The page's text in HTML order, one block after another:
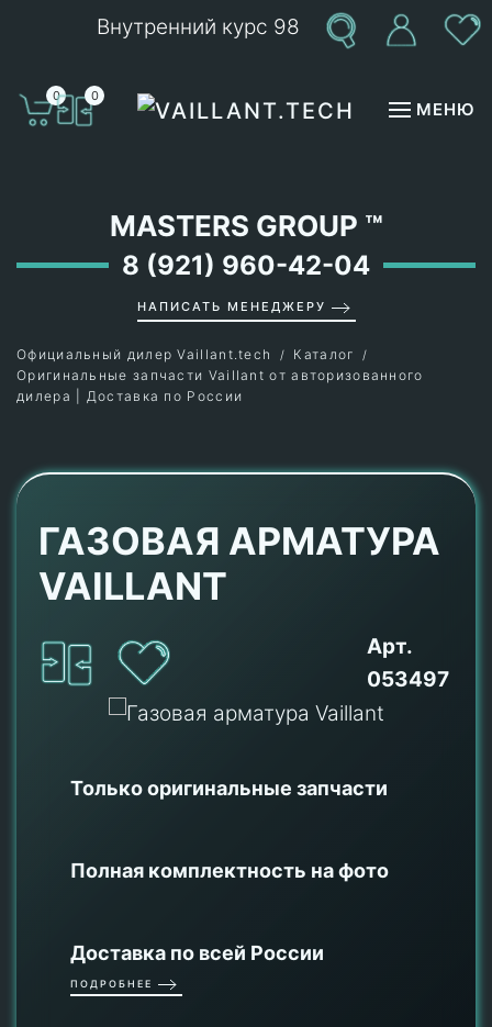
Внутренний курс 98
0 0
МЕНЮ
MASTERS GROUP ™
8 (921) 960-42-04
НАПИСАТЬ МЕНЕДЖЕРУ
Официальный дилер Vaillant.tech
Каталог
Оригинальные запчасти Vaillant от авторизованного
дилера | Доставка по России
ГАЗОВАЯ АРМАТУРА
VAILLANT
Арт.
053497
Только оригинальные запчасти
Полная комплектность на фото
Доставка по всей России
ПОДРОБНЕЕ